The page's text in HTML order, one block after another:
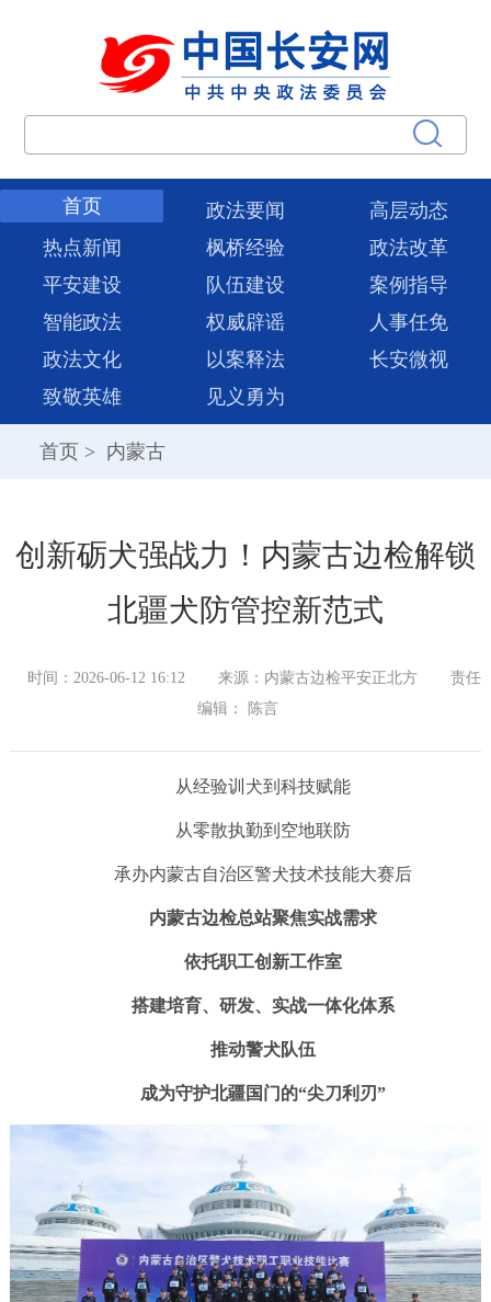
首页 政法要闻
高层动态
热点新闻
枫桥经验
政法改革
平安建设
队伍建设
案例指导
智能政法
权威辟谣
人事任免
政法文化
以案释法
长安微视
致敬英雄
见义勇为
首页 > 内蒙古
创新砺犬强战力！内蒙古边检解锁
北疆犬防管控新范式
时间：2026-06-12 16:12 来源：内蒙古边检平安正北方
责任
编辑： 陈言
从经验训犬到科技赋能
从零散执勤到空地联防
承办内蒙古自治区警犬技术技能大赛后
内蒙古边检总站聚焦实战需求
依托职工创新工作室
搭建培育、研发、实战一体化体系
推动警犬队伍
成为守护北疆国门的“尖刀利刃”